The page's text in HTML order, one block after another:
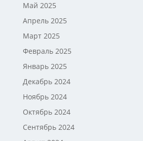
Май 2025
Апрель 2025
Март 2025
Февраль 2025
Январь 2025
Декабрь 2024
Ноябрь 2024
Октябрь 2024
Сентябрь 2024